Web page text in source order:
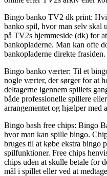
Bingo banko TV2 dk print:
banko spil, hvor man selv skal
på TV2s hjemmeside (dk) for
bankopladerne. Man kan ofte
bankopladerne direkte frasiden.
Bingo banko værter: Til et
nogle værter, der sørger for at
deltagerne igennem spillets
både professionelle spillere
arrangementet og hjælper med
Bingo bash free chips: Bingo
hvor man kan spille bingo.
bruges til at købe ekstra bingo
spilfunktioner. Free chips
chips uden at skulle betale for
mål i spillet eller ved at